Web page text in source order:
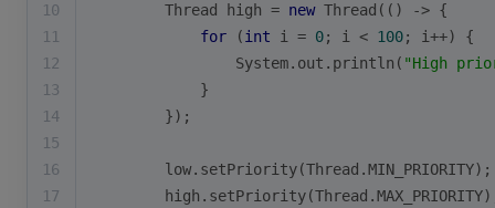
10
        Thread high =
new Thread(() -> {
11
for (int i = 0; i < 100; i++) {
12
                System.out.println(
"High
13
            }
14
        });
15
16
17